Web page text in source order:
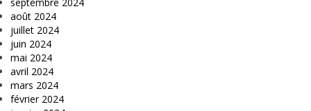
août 2024
juillet 2024
juin 2024
mai 2024
avril 2024
mars 2024
février 2024